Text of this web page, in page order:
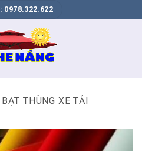
0978.322.622
THÙNG XE TẢI